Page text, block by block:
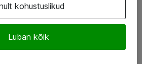
kohustuslikud
Luban kõik